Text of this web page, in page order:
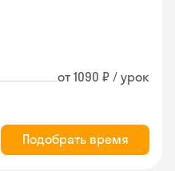
от 1090 ₽ / урок
Подобрать время